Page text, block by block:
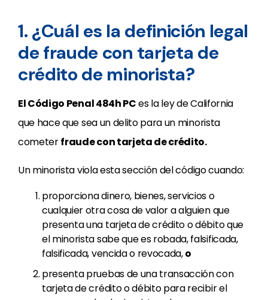
1. ¿Cuál es la definición legal
de fraude con tarjeta de
crédito de minorista?
El Código Penal 484h PCes la ley de California
que hace que sea un delito para un minorista
cometerfraude con tarjeta de crédito.
Un minorista viola esta sección del código cuando:
proporciona dinero, bienes, servicios o
cualquier otra cosa de valor a alguien que
presenta una tarjeta de crédito o débito que
el minorista sabe que es robada, falsificada,
falsificada, vencida o revocada,o
presenta pruebas de una transacción con
tarjeta de crédito o débito para recibir el